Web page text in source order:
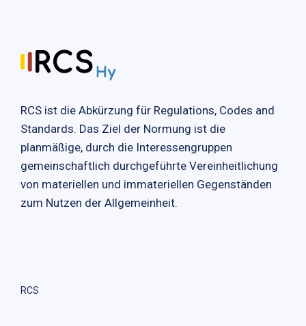
RCS ist die Abkürzung für Regulations, Codes and
Standards. Das Ziel der Normung ist die
planmäßige, durch die Interessengruppen
gemeinschaftlich durchgeführte Vereinheitlichung
von materiellen und immateriellen Gegenständen
zum Nutzen der Allgemeinheit.
RCS